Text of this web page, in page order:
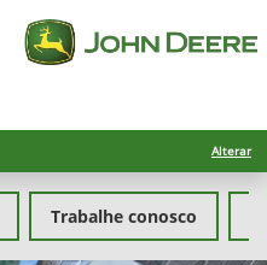
Alterar
Trabalhe conosco